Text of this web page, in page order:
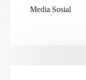
Media Sosial